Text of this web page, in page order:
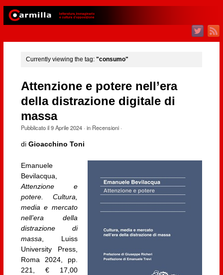
Currently viewing the tag: "consumo"
Attenzione e potere nell’era
della distrazione digitale di
massa
Pubblicato il9 Aprile 2024· in Recensioni·
di Gioacchino Toni
Emanuele
Bevilacqua,
Attenzione e
potere. Cultura,
media e mercato
nell’era della
distrazione di
massa, Luiss
University Press,
Roma 2024, pp.
221, € 17,00